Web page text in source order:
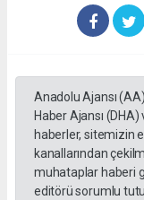
Anadolu Ajansı
Haber Ajansı
haberler, sitemizin
kanallarından
muhataplar haberi
editörü sorumlu